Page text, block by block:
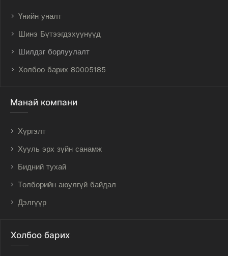
Үнийн уналт
Шинэ Бүтээгдэхүүнүүд
Шилдэг борлуулалт
Холбоо барих 80005185
Манай компани
Хүргэлт
Хууль эрх зүйн санамж
Бидний тухай
Төлбөрийн аюулгүй байдал
Дэлгүүр
Холбоо барих